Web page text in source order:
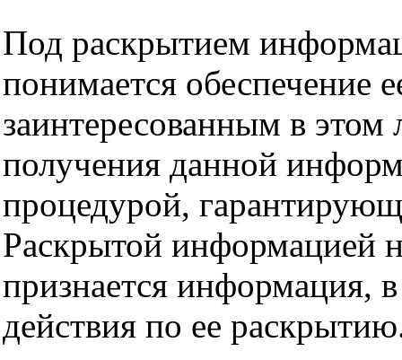
Под раскрытием
понимается обеспечение
заинтересованным в этом
получения данной
процедурой,
Раскрытой информацией
признается информация,
действия по ее